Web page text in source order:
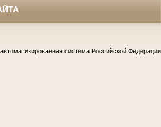
система Российской